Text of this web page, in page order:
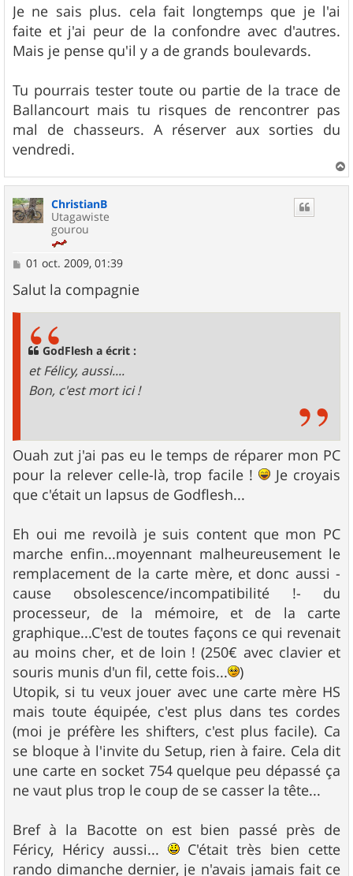
s
s
a
g
e
Je ne sais plus. cela fait longtemps que je l'ai
faite et j'ai peur de la confondre avec d'autres.
Mais je pense qu'il y a de grands boulevards.
Tu pourrais tester toute ou partie de la trace de
Ballancourt mais tu risques de rencontrer pas
mal de chasseurs. A réserver aux sorties du
vendredi.
a
ChristianB
Utagawiste
gourou
M
s
s
a
01 oct. 2009, 01:39
Salut la compagnie
GodFlesh a écrit :
et Félicy, aussi....
Bon, c'est mort ici !
Ouah zut j'ai pas eu le temps de réparer mon PC
pour la relever celle-là, trop facile !
Je croyais
que c'était un lapsus de Godflesh...
Eh oui me revoilà je suis content que mon PC
marche enfin...moyennant malheureusement le
remplacement de la carte mère, et donc aussi -
cause obsolescence/incompatibilité !- du
processeur, de la mémoire, et de la carte
graphique...C'est de toutes façons ce qui revenait
au moins cher, et de loin ! (250€ avec clavier et
souris munis d'un fil, cette fois...
)
Utopik, si tu veux jouer avec une carte mère HS
mais toute équipée, c'est plus dans tes cordes
(moi je préfère les shifters, c'est plus facile). Ca
se bloque à l'invite du Setup, rien à faire. Cela dit
une carte en socket 754 quelque peu dépassé ça
ne vaut plus trop le coup de se casser la tête...
Bref à la Bacotte on est bien passé près de
Féricy, Héricy aussi...
C'était très bien cette
rando dimanche dernier, je n'avais jamais fait ce